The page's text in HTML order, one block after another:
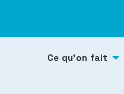
Ce qu’on fait